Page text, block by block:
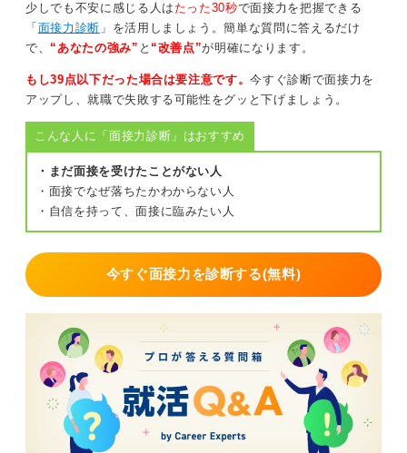
で、評価されるポイントである協調性や、より高い視座
からの意見の出し方などを学ぶことができます。
0
少しでも不安に感じる人は たった30秒で面接力を把握できる
「 面接力診断 」を活用しましょう。簡単な質問に答えるだけ
で、 “あなたの強み” と “改善点”が明確になります。
もし39点以下だった場合は要注意です。今すぐ診断で面接力を
アップし、就職で失敗する可能性をグッと下げましょう。
こんな人に「面接力診断」はおすすめ
・まだ面接を受けたことがない人
・面接でなぜ落ちたかわからない人
・自信を持って、面接に臨みたい人
今すぐ面接力を診断する(無料)